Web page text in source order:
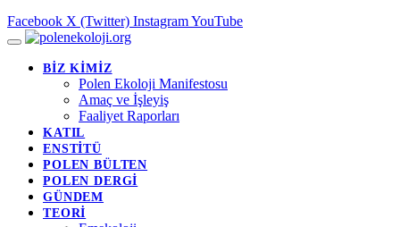
Facebook X (Twitter) InstagramYouTube
BİZ KİMİZ
Polen Ekoloji Manifestosu
Amaç ve İşleyiş
Faaliyet Raporları
KATIL
ENSTİTÜ
POLEN BÜLTEN
POLEN DERGİ
GÜNDEM
TEORİ